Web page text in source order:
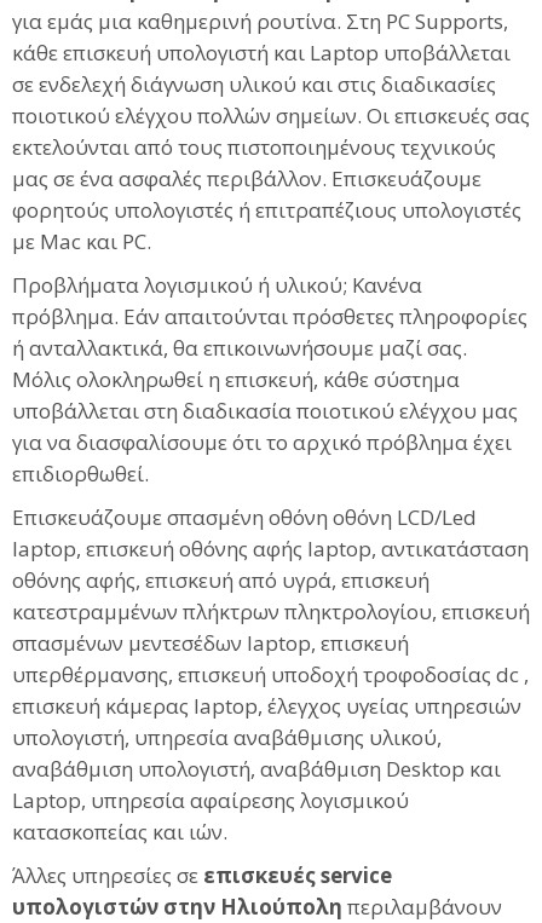
για εμάς μια καθημερινή ρουτίνα. Στη PC Supports,
κάθε επισκευή υπολογιστή και Laptop υποβάλλεται
σε ενδελεχή διάγνωση υλικού και στις διαδικασίες
ποιοτικού ελέγχου πολλών σημείων. Οι επισκευές σας
εκτελούνται από τους πιστοποιημένους τεχνικούς
μας σε ένα ασφαλές περιβάλλον. Επισκευάζουμε
φορητούς υπολογιστές ή επιτραπέζιους υπολογιστές
με Mac και PC.
Προβλήματα λογισμικού ή υλικού; Κανένα
πρόβλημα. Εάν απαιτούνται πρόσθετες πληροφορίες
ή ανταλλακτικά, θα επικοινωνήσουμε μαζί σας.
Μόλις ολοκληρωθεί η επισκευή, κάθε σύστημα
υποβάλλεται στη διαδικασία ποιοτικού ελέγχου μας
για να διασφαλίσουμε ότι το αρχικό πρόβλημα έχει
επιδιορθωθεί.
Επισκευάζουμε σπασμένη οθόνη οθόνη LCD/Led
laptop, επισκευή οθόνης αφής laptop, αντικατάσταση
οθόνης αφής, επισκευή από υγρά, επισκευή
κατεστραμμένων πλήκτρων πληκτρολογίου, επισκευή
σπασμένων μεντεσέδων laptop, επισκευή
υπερθέρμανσης, επισκευή υποδοχή τροφοδοσίας dc ,
επισκευή κάμερας laptop, έλεγχος υγείας υπηρεσιών
υπολογιστή, υπηρεσία αναβάθμισης υλικού,
αναβάθμιση υπολογιστή, αναβάθμιση Desktop και
Laptop, υπηρεσία αφαίρεσης λογισμικού
κατασκοπείας και ιών.
Άλλες υπηρεσίες σε επισκευές service
υπολογιστών στην Ηλιούπολη περιλαμβάνουν